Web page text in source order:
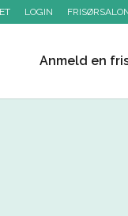
LOGIN
Anmeld en